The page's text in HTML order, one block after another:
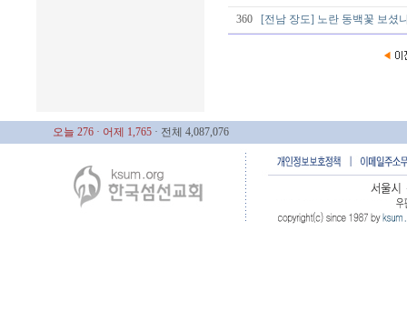
360 [전남 장도] 노란 동백꽃 보셨
오늘 276 · 어제 1,765 · 전체 4,087,076